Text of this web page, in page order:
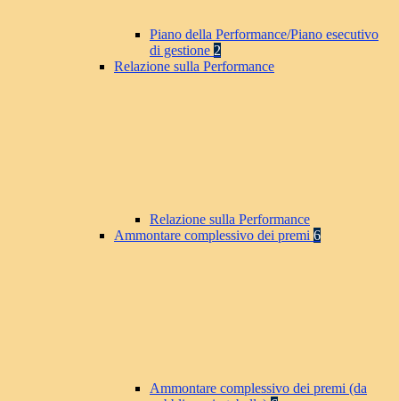
Piano della Performance/Piano esecutivo
di gestione 2
Relazione sulla Performance
Relazione sulla Performance
Ammontare complessivo dei premi 6
Ammontare complessivo dei premi (da